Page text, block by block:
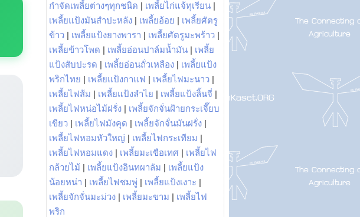
กำจัดเพลี้ยต่างๆทุกชนิด | เพลี้ยไก่แจ้ทุเรียน |
เพลี้ยแป้งมันสำปะหลัง | เพลี้ยอ้อย | เพลี้ยศัตรู
ข้าว | เพลี้ยแป้งยางพารา | เพลี้ยศัตรูมะพร้าว |
เพลี้ยข้าวโพด | เพลี้ยอ่อนปาล์มน้ำมัน | เพลี้ย
แป้งสับปะรด | เพลี้ยอ่อนถั่วเหลือง | เพลี้ยแป้ง
พริกไทย | เพลี้ยแป้งกาแฟ | เพลี้ยไฟมะนาว |
เพลี้ยไฟส้ม | เพลี้ยแป้งลำไย | เพลี้ยแป้งลิ้นจี่ |
เพลี้ยไฟหน่อไม้ฝรั่ง | เพลี้ยจักจั่นฝ้ายกระเจี๊ยบ
เขียว | เพลี้ยไฟมังคุด | เพลี้ยจักจั่นมันฝรั่ง |
เพลี้ยไฟหอมหัวใหญ่ | เพลี้ยไฟกระเทียม |
เพลี้ยไฟหอมแดง | เพลี้ยมะเขือเทศ | เพลี้ยไฟ
กล้วยไม้ | เพลี้ยแป้งอินทผาลัม | เพลี้ยแป้ง
น้อยหน่า | เพลี้ยไฟชมพู่ | เพลี้ยแป้งเงาะ |
เพลี้ยจักจั่นมะม่วง | เพลี้ยมะขาม | เพลี้ยไฟ
พริก